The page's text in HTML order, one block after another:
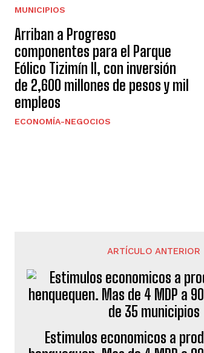
MUNICIPIOS
Arriban a Progreso
componentes para el Parque
Eólico Tizimín II, con inversión
de 2,600 millones de pesos y mil
empleos
ECONOMÍA-NEGOCIOS
ARTÍCULO ANTERIOR
Estimulos economicos a